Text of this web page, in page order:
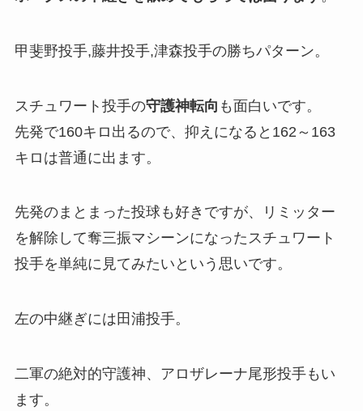
甲斐野投手,藤井投手,津森投手の勝ちパターン。
スチュワート投手の守護神転向 も面白いです。
先発で160キロ出るので、抑えになると162～163
キロは普通に出ます。
先発のまとまった投球も好きですが、リミッター
を解除して奪三振マシーンになったスチュワート
投手を単純に見てみたいという思いです。
左の中継ぎには田浦投手。
二軍の絶対的守護神、アロザレーナ尾形投手もい
ます。